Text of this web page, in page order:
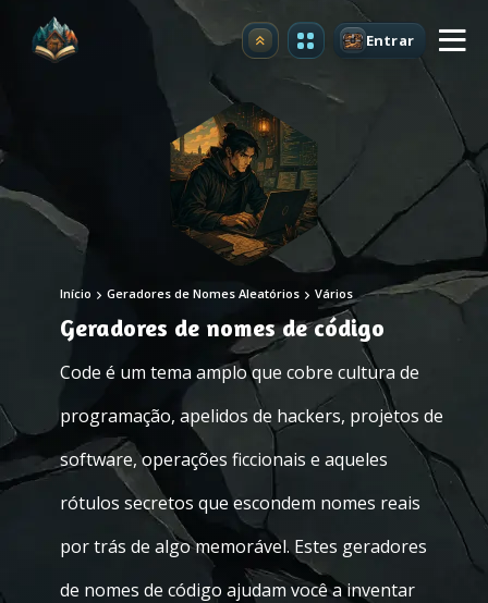
Atualizar Entrar
Início Geradores de Nomes Aleatórios Vários
Geradores de nomes de código
Code é um tema amplo que cobre cultura de
programação, apelidos de hackers, projetos de
software, operações ficcionais e aqueles
rótulos secretos que escondem nomes reais
por trás de algo memorável. Estes geradores
de nomes de código ajudam você a inventar